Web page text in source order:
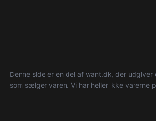
Denne side er en del af want.dk, der
som sælger varen. Vi har heller ikke varerne